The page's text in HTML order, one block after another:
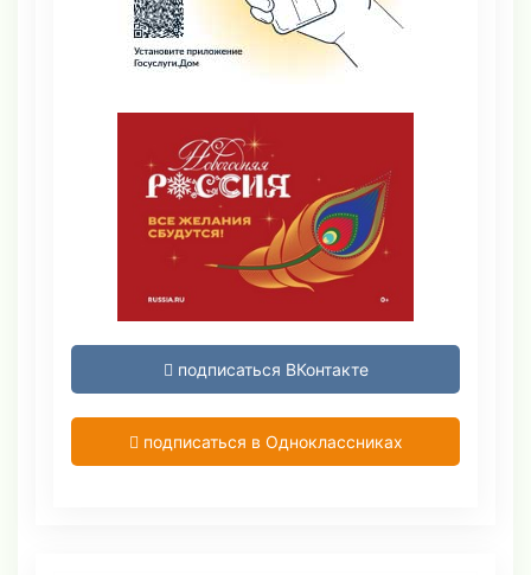
подписаться ВКонтакте
подписаться в Одноклассниках